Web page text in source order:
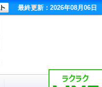
最終更新：2026年08月06日